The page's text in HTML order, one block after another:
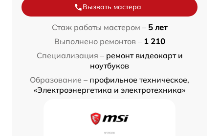
Вызвать мастера
Стаж работы мастером – 5 лет
Выполнено ремонтов – 1 210
Специализация – ремонт видеокарт и
ноутбуков
Образование – профильное техническое,
«Электроэнергетика и электротехника»